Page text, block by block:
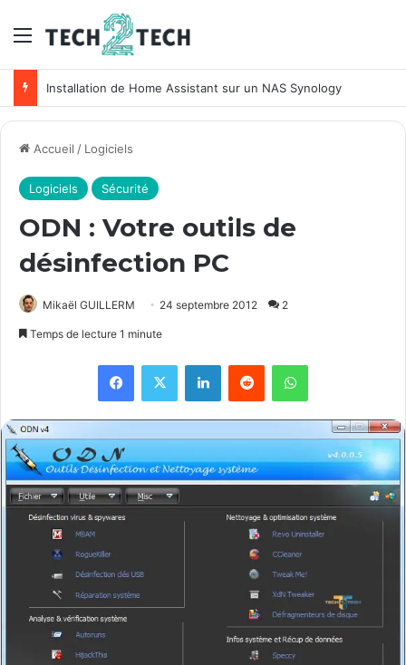
Menu
Installation de Home Assistant sur un NAS Synology
Accueil / Logiciels
Logiciels Sécurité
ODN : Votre outils de
désinfection PC
Mikaël GUILLERM 24 septembre 2012 2
Temps de lecture 1 minute